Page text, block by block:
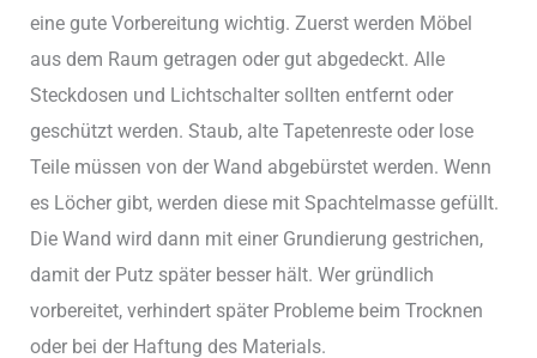
eine gute Vorbereitung wichtig. Zuerst werden Möbel
aus dem Raum getragen oder gut abgedeckt. Alle
Steckdosen und Lichtschalter sollten entfernt oder
geschützt werden. Staub, alte Tapetenreste oder lose
Teile müssen von der Wand abgebürstet werden. Wenn
es Löcher gibt, werden diese mit Spachtelmasse gefüllt.
Die Wand wird dann mit einer Grundierung gestrichen,
damit der Putz später besser hält. Wer gründlich
vorbereitet, verhindert später Probleme beim Trocknen
oder bei der Haftung des Materials.